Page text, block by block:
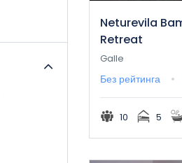
Neturevila
Retreat
Galle
Без рейтинга
10 5